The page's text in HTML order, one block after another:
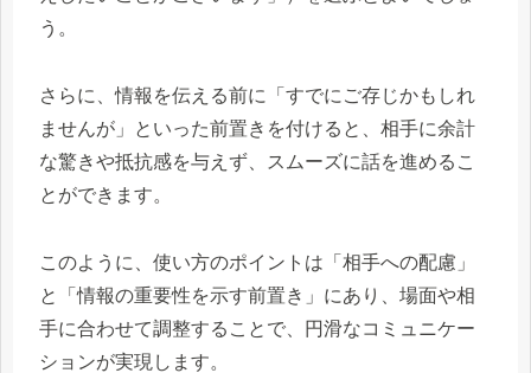
う。
さらに、情報を伝える前に「すでにご存じかもしれ
ませんが」といった前置きを付けると、相手に余計
な驚きや抵抗感を与えず、スムーズに話を進めるこ
とができます。
このように、使い方のポイントは「相手への配慮」
と「情報の重要性を示す前置き」にあり、場面や相
手に合わせて調整することで、円滑なコミュニケー
ションが実現します。